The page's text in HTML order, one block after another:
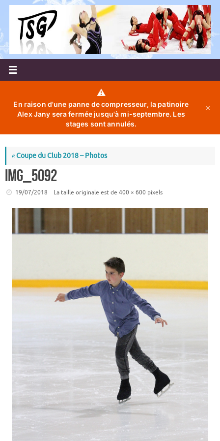
Passer
contenu
⚠️
En raison d'une panne de compresseur, la patinoire
Alex Jany sera fermée jusqu'à mi-septembre. Les
stages sont annulés.
✕
«Coupe du Club 2018 – Photos
IMG_5092
19/07/2018 La taille originale est de 400 × 600 pixels